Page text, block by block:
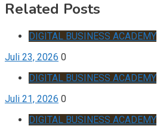
Related Posts
DIGITAL BUSINESS ACADEMY
Juli 23, 2026 0
DIGITAL BUSINESS ACADEMY
Juli 21, 2026 0
DIGITAL BUSINESS ACADEMY